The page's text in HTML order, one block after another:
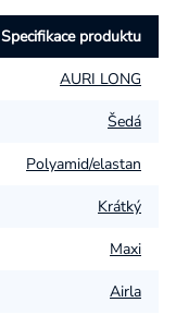
Specifikace produktu
AURI LONG
Šedá
Polyamid/elastan
Krátký
Maxi
Airla